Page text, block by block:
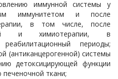
иммунной системы у
иммунитетом и после
в том числе, после
и химиотерапии, в
периоды;
(антиканцерогенной) системы
детоксицирующей функции
ткани;